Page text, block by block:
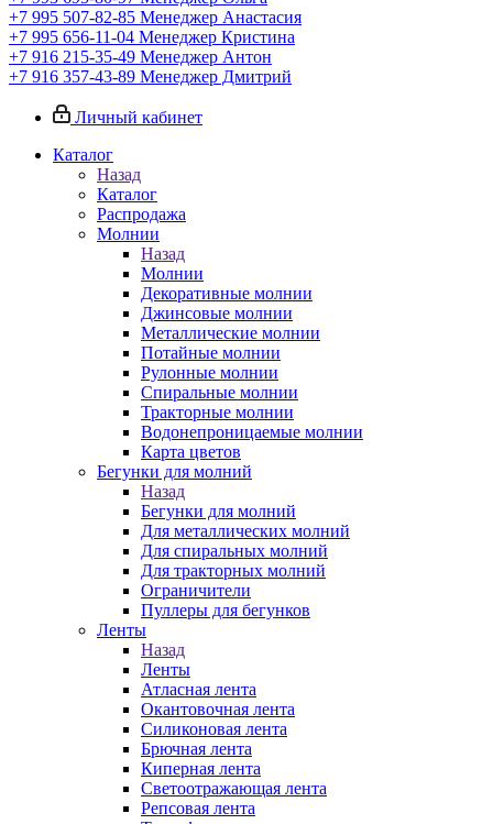
+7 995 507-82-85 Менеджер Анастасия
+7 995 656-11-04 Менеджер Кристина
+7 916 215-35-49 Менеджер Антон
+7 916 357-43-89 Менеджер Дмитрий
Личный кабинет
Каталог
Назад
Каталог
Распродажа
Молнии
Назад
Молнии
Декоративные молнии
Джинсовые молнии
Металлические молнии
Потайные молнии
Рулонные молнии
Спиральные молнии
Тракторные молнии
Водонепроницаемые молнии
Карта цветов
Бегунки для молний
Назад
Бегунки для молний
Для металлических молний
Для спиральных молний
Для тракторных молний
Ограничители
Пуллеры для бегунков
Ленты
Назад
Ленты
Атласная лента
Окантовочная лента
Силиконовая лента
Брючная лента
Киперная лента
Светоотражающая лента
Репсовая лента